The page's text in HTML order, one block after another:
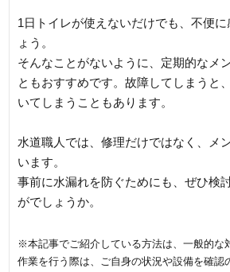
1日トイレが使えないだけでも、不便
ょう。
そんなことがないように、定期的なメ
ともおすすめです。故障してしまうと
いてしまうこともあります。
水道職人では、修理だけではなく、メ
います。
事前に水漏れを防ぐためにも、ぜひ検
がでしょうか。
※本記事でご紹介している方法は、一般的な
作業を行う際は、ご自身の状況や設備を確認